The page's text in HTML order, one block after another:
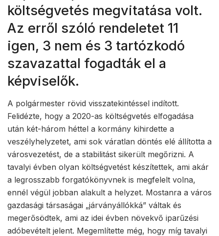
költségvetés megvitatása volt.
Az erről szóló rendeletet 11
igen, 3 nem és 3 tartózkodó
szavazattal fogadták el a
képviselők.
A polgármester rövid visszatekintéssel indított.
Felidézte, hogy a 2020-as költségvetés elfogadása
után két-három héttel a kormány kihirdette a
veszélyhelyzetet, ami sok váratlan döntés elé állította a
városvezetést, de a stabilitást sikerült megőrizni. A
tavalyi évben olyan költségvetést készítettek, ami akár
a legrosszabb forgatókönyvnek is megfelelt volna,
ennél végül jobban alakult a helyzet. Mostanra a város
gazdasági társaságai „járványállókká” váltak és
megerősödtek, ami az idei évben növekvő iparűzési
adóbevételt jelent. Megemlítette még, hogy míg tavalyi